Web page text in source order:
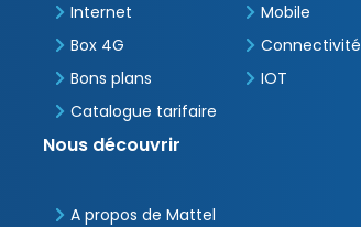
Internet
Box 4G
Bons plans
Catalogue tarifaire
Mobile
Connectivité
IOT
Nous découvrir
A propos de Mattel